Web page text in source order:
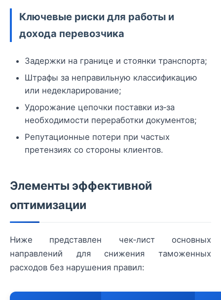
Ключевые риски для работы и
дохода перевозчика
Задержки на границе и стоянки транспорта;
Штрафы за неправильную классификацию
или недекларирование;
Удорожание цепочки поставки из‑за
необходимости переработки документов;
Репутационные потери при частых
претензиях со стороны клиентов.
Элементы эффективной
оптимизации
Ниже представлен чек‑лист основных
направлений для снижения таможенных
расходов без нарушения правил: